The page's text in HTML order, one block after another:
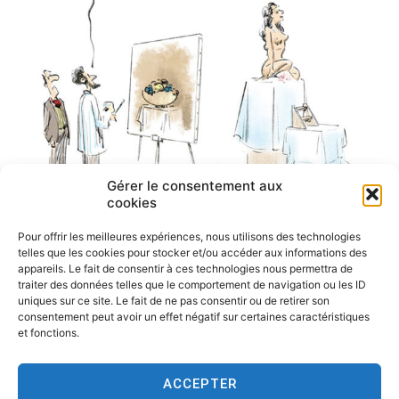
Gérer le consentement aux
cookies
Pour offrir les meilleures expériences, nous utilisons des technologies
telles que les cookies pour stocker et/ou accéder aux informations des
appareils. Le fait de consentir à ces technologies nous permettra de
traiter des données telles que le comportement de navigation ou les ID
uniques sur ce site. Le fait de ne pas consentir ou de retirer son
consentement peut avoir un effet négatif sur certaines caractéristiques
et fonctions.
ACCEPTER